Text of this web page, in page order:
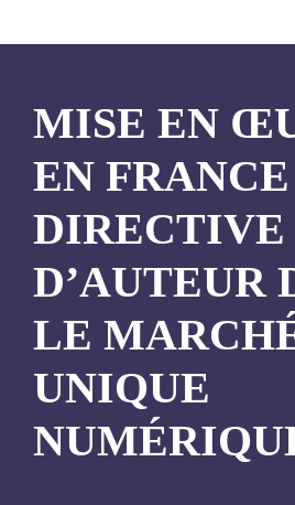
MISE EN
EN
DIRECTIVE
D’AUTEUR
LE
UNIQUE